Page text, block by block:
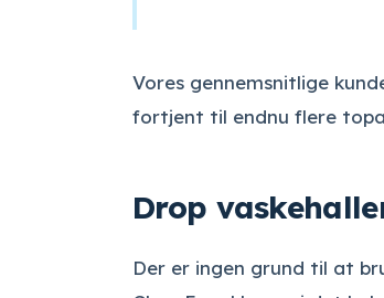
Vores gennemsnitlige
fortjent til endnu flere
Drop
Der er ingen grund til at